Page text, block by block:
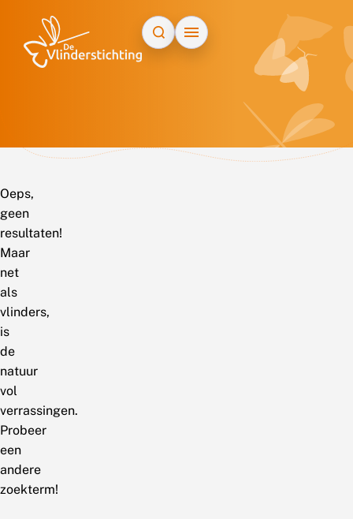
Oeps,
geen
resultaten!
Maar
net
als
vlinders,
is
de
natuur
vol
verrassingen.
Probeer
een
andere
zoekterm!